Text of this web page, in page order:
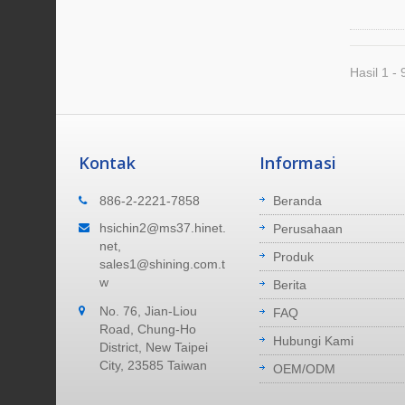
Hasil 1 -
Kontak
886-2-2221-7858
hsichin2@ms37.hinet.
net,
sales1@shining.com.t
w
No. 76, Jian-Liou
Road, Chung-Ho
District, New Taipei
City, 23585 Taiwan
Informasi
Beranda
Perusahaan
Produk
Berita
FAQ
Hubungi Kami
OEM/ODM
Dimana Kami Berada
Pabrik kami terletak di Kota New Taipei,
Taiwan. 40 menit untuk mencapai
bandara. 40 menit untuk mencapai
pelabuhan laut.
Baca Selengkapnya